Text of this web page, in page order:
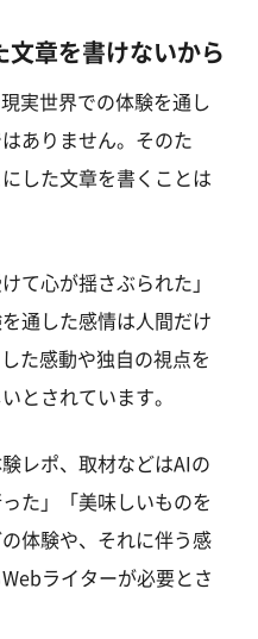
章を書けないから
実世界での体験を通し
ありません。そのた
した文章を書くことは
て心が揺さぶられた」
通した感情は人間だけ
た感動や独自の視点を
とされています。
レポ、取材などはAIの
た」「美味しいものを
体験や、それに伴う感
ライターが必要とさ